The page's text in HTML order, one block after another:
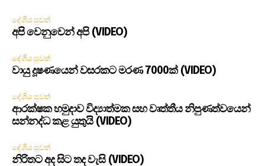
දේශීය පුවත්
අපි වෙනුවෙන් අපි (VIDEO)
දේශීය පුවත්
වායු දූෂණයෙන් වසරකට මරණ 7000ක් (VIDEO)
දේශීය පුවත්
ආරක්ෂක හමුදාව විද්‍යාත්මක සහ වෘත්තීය නිපුණත්වයෙන්
සන්නද්ධ කළ යුතුයි (VIDEO)
දේශීය පුවත්
නිරිතට අද සිට තද වැසි (VIDEO)